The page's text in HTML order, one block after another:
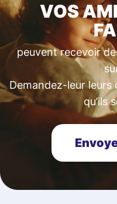
VOS
peuvent recevoir
Demandez-leur
qu’ils